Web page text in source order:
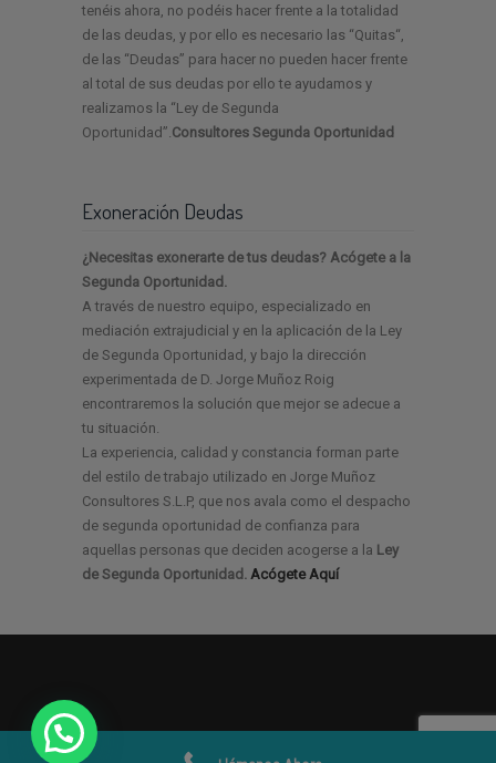
tenéis ahora, no podéis hacer frente a la totalidad
de las deudas, y por ello es necesario las “Quitas“,
de las “Deudas” para hacer no pueden hacer frente
al total de sus deudas por ello te ayudamos y
realizamos la “Ley de Segunda
Oportunidad”. Consultores Segunda Oportunidad
Exoneración Deudas
¿Necesitas exonerarte de tus deudas? Acógete a la
Segunda Oportunidad.
A través de nuestro equipo, especializado en
mediación extrajudicial y en la aplicación de la Ley
de Segunda Oportunidad, y bajo la dirección
experimentada de D. Jorge Muñoz Roig
encontraremos la solución que mejor se adecue a
tu situación.
La experiencia, calidad y constancia forman parte
del estilo de trabajo utilizado en Jorge Muñoz
Consultores S.L.P, que nos avala como el despacho
de segunda oportunidad de confianza para
aquellas personas que deciden acogerse a la Ley
de Segunda Oportunidad. Acógete Aquí